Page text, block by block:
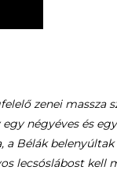
zenei massza
négyéves és
a Bélák
lecsóslábost kell